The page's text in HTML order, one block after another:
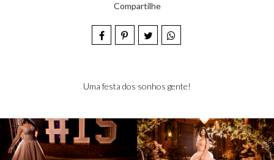
Compartilhe
Uma festa dos sonhos gente!